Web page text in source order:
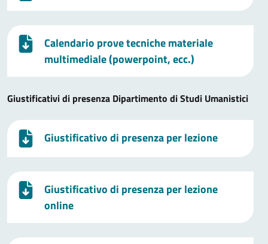
Calendario prove tecniche materiale
multimediale (powerpoint, ecc.)
Giustificativi di presenza Dipartimento di Studi Umanistici
Giustificativo di presenza per lezione
Giustificativo di presenza per lezione
online